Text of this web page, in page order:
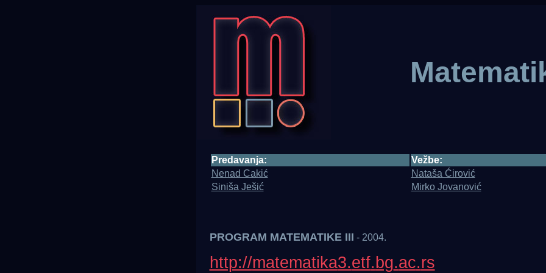
Predavanja:
Vežbe:
Nenad Cakić
Nataša Ćirović
Siniša Ješić
Mirko Jovanović
PROGRAM MATEMATIKE III - 2004.
http://matematika3.etf. bg.ac.rs